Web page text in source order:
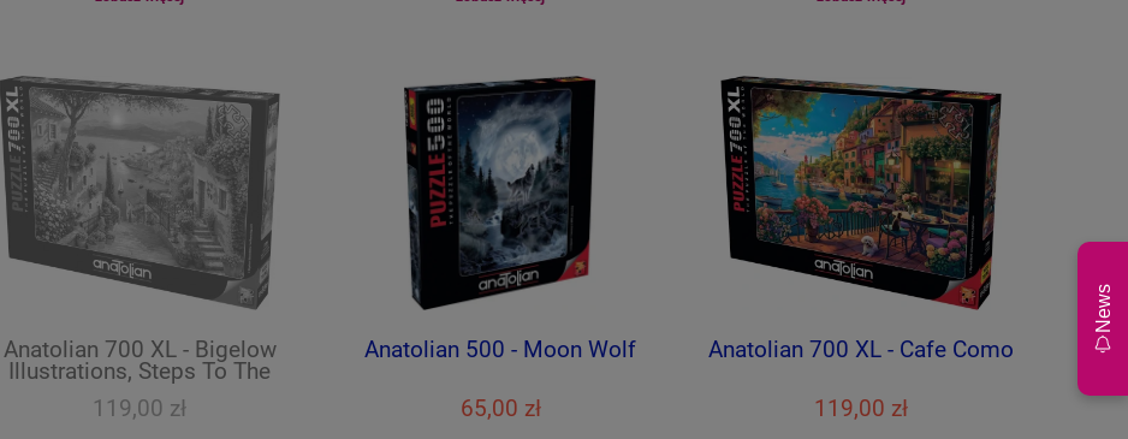
Anatolian 700 XL - Bigelow
Illustrations, Steps To The
Harbor
119,00 zł
Anatolian 500 - Moon Wolf
65,00 zł
Anatolian 700 XL - Cafe Como
119,00 zł
News